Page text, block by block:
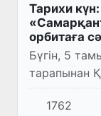
Тарихи
орбитаға
Бүгін, 5
тарапынан
жағалауына
платформасынан
1762